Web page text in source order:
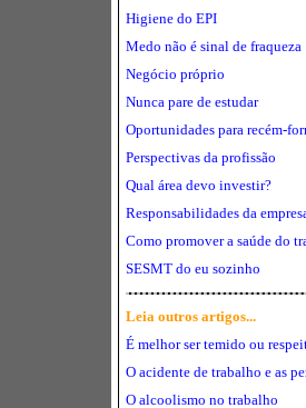
Higiene do EPI
Medo não é sinal de fraqueza
Negócio próprio
Nunca pare de estudar
Oportunidades para recém-
Perspectivas da profissão
Qual área devo investir?
Responsabilidades da
Como promover a saúde do
SESMT do eu sozinho
Leia outros artigos...
É melhor ser temido ou
O acidente de trabalho e as
O alcoolismo no trabalho